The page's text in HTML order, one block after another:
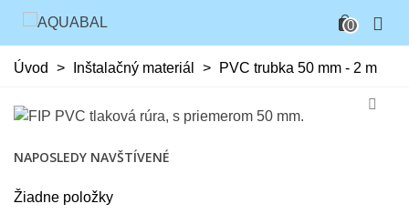
0
Úvod > Inštalačný materiál > PVC trubka 50 mm - 2 m
NAPOSLEDY NAVŠTÍVENÉ
Žiadne položky